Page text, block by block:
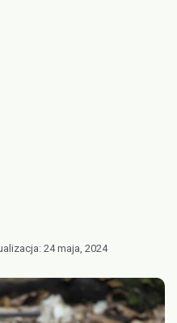
24 maja, 2024